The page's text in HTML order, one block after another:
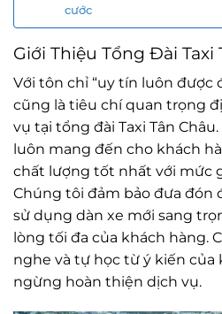
cước
Giới Thiệu Tổng Đài Taxi
Với tôn chỉ “uy tín luôn được
cũng là tiêu chí quan trọng
vụ tại tổng đài Taxi Tân
luôn mang đến cho khách
chất lượng tốt nhất với mức
Chúng tôi đảm bảo đưa đón
sử dụng dàn xe mới sang
lòng tối đa của khách hàng.
nghe và tự học từ ý kiến
ngừng hoàn thiện dịch vụ.